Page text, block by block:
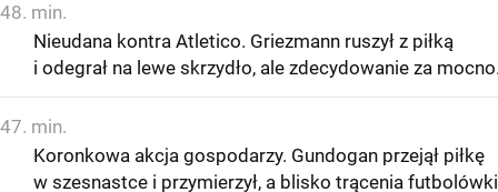
48. min.
Nieudana kontra Atletico. Griezmann ruszył z piłką
i odegrał na lewe skrzydło, ale zdecydowanie za
47. min.
Koronkowa akcja gospodarzy. Gundogan przejął piłkę
w szesnastce i przymierzył, a blisko trącenia futbolówki